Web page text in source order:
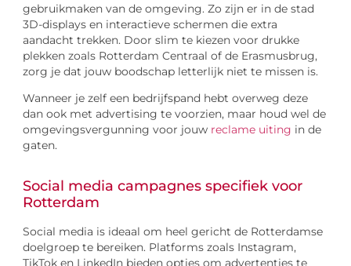
gebruikmaken van de omgeving. Zo zijn er in de stad
3D-displays en interactieve schermen die extra
aandacht trekken. Door slim te kiezen voor drukke
plekken zoals Rotterdam Centraal of de Erasmusbrug,
zorg je dat jouw boodschap letterlijk niet te missen is.
Wanneer je zelf een bedrijfspand hebt overweg deze
dan ook met advertising te voorzien, maar houd wel de
omgevingsvergunning voor jouw reclame uiting in de
gaten.
Social media campagnes specifiek voor
Rotterdam
Social media is ideaal om heel gericht de Rotterdamse
doelgroep te bereiken. Platforms zoals Instagram,
TikTok en LinkedIn bieden opties om advertenties te